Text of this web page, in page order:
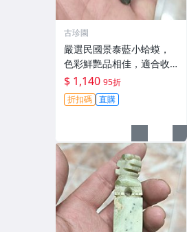
古珍園
嚴選民國景泰藍小蛤蟆，
色彩鮮艷品相佳，適合收
藏與賞玩 紅珊瑚 青花瓷 老
器物
$ 1,140 95折
折扣碼 直購